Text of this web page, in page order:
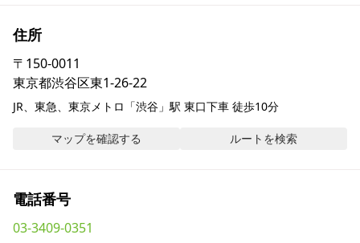
Contact us in English
住所
〒 150-0011
東京都渋谷区東1-26-22
JR、東急、東京メトロ「渋谷」駅 東口下車 徒歩10分
マップを確認する ルートを検索
電話番号
03-3409-0351